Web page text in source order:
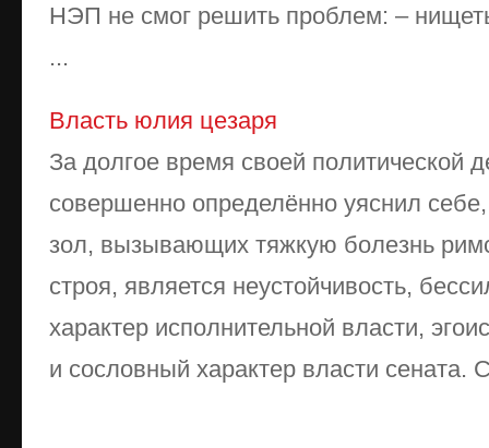
НЭП не смог решить проблем: –
...
Власть юлия цезаря
За долгое время своей политической
совершенно определённо уяснил
зол, вызывающих тяжкую болезнь
строя, является неустойчивость,
характер исполнительной власти,
и сословный характер власти сената.